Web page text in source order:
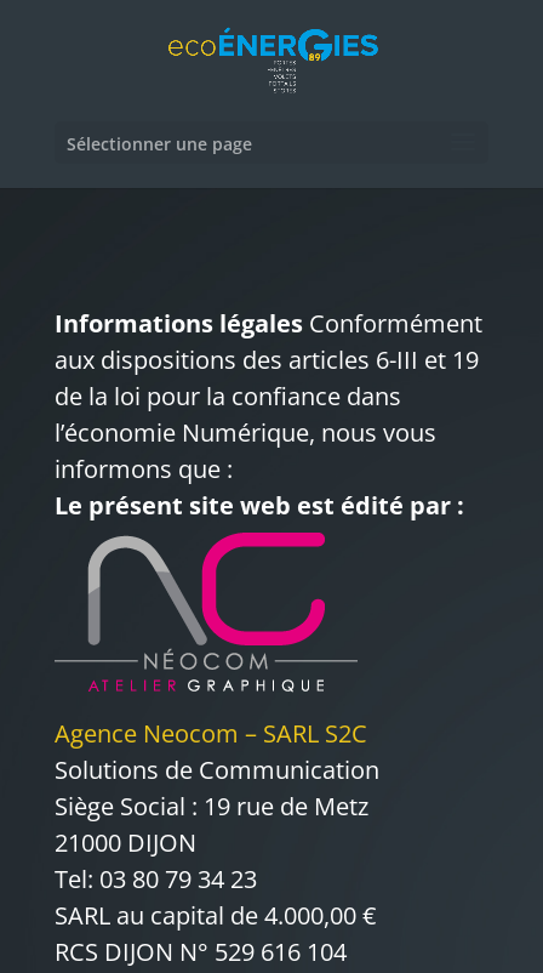
Sélectionner une page
Informations légalesConformément
aux dispositions des articles 6-III et 19
de la loi pour la confiance dans
l’économie Numérique, nous vous
informons que :
Le présent site web est édité par :
Agence Neocom – SARL S2C
Solutions de Communication
Siège Social : 19 rue de Metz
21000 DIJON
Tel: 03 80 79 34 23
SARL au capital de 4.000,00 €
RCS DIJON N° 529 616 104